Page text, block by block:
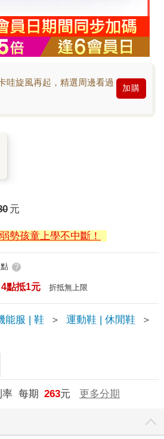
哇旋風再起，精選周邊看過
加購
元
勢孩童上學不中斷！
點 ?
點抵1元 折抵無上限
能服 | 鞋 ＞ 運動鞋 | 休閒鞋
＞
率 每期 263元 更多分期